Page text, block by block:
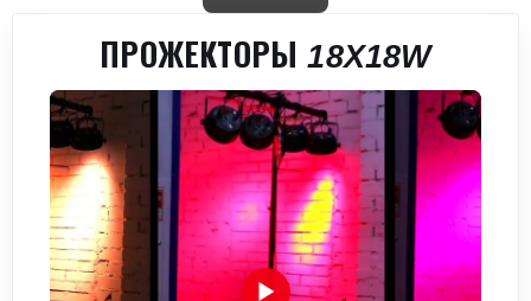
ПРОЖЕКТОРЫ 18X18W